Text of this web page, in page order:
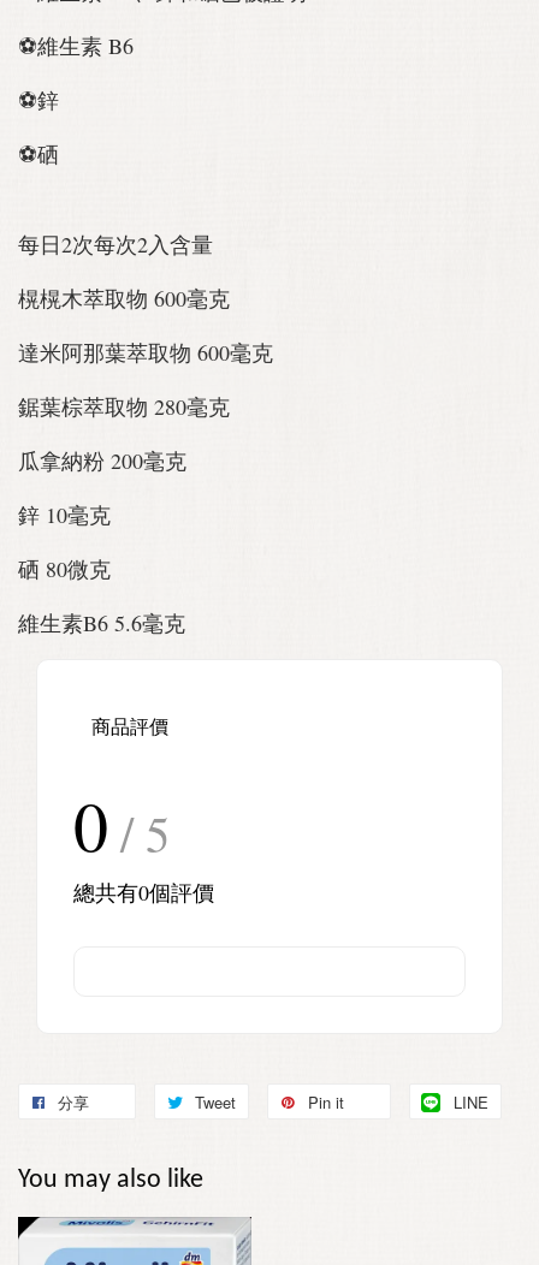
⚽維生素 B6
⚽鋅
⚽硒
每日2次每次2入含量
榥榥木萃取物 600毫克
達米阿那葉萃取物 600毫克
鋸葉棕萃取物 280毫克
瓜拿納粉 200毫克
鋅 10毫克
硒 80微克
維生素B6 5.6毫克
商品評價
0 / 5
總共有0個評價
分享 Tweet Pin it LINE
You may also like